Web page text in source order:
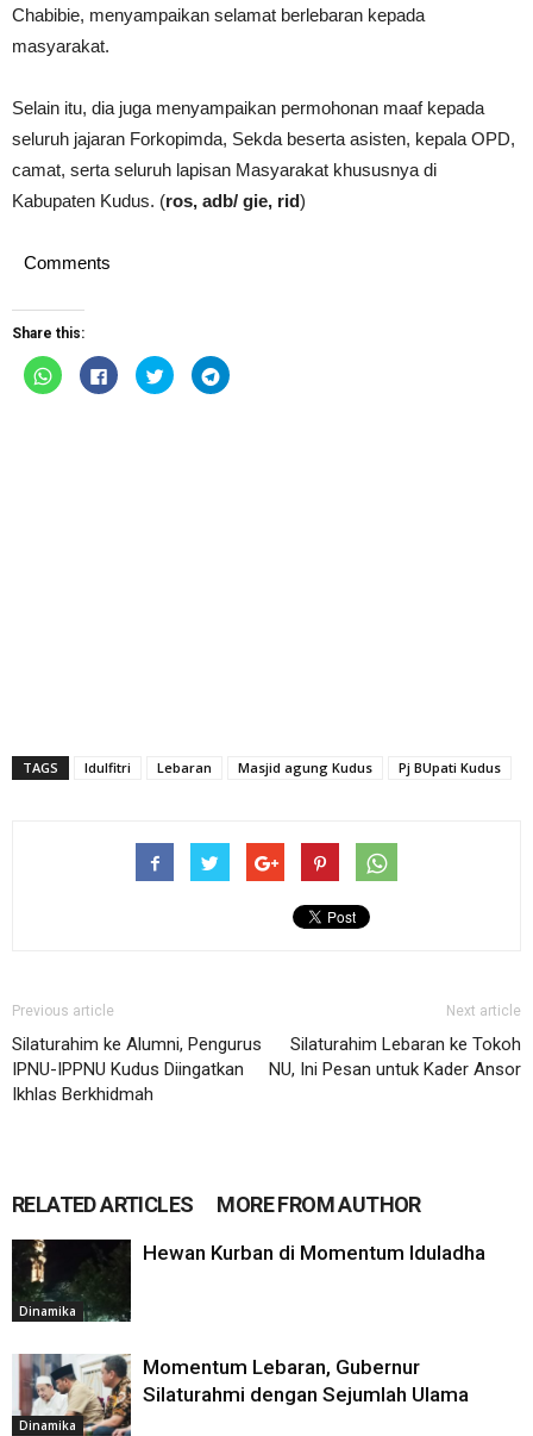
Chabibie, menyampaikan selamat berlebaran kepada
masyarakat.
Selain itu, dia juga menyampaikan permohonan maaf kepada
seluruh jajaran Forkopimda, Sekda beserta asisten, kepala OPD,
camat, serta seluruh lapisan Masyarakat khususnya di
Kabupaten Kudus. (ros, adb/ gie, rid)
Comments
Share this:
Click
to
share
Click
to
share
Click
to
share
Click
to
TAGS Idulfitri Lebaran Masjid agung Kudus Pj BUpati Kudus
Previous article
Silaturahim ke Alumni, Pengurus
IPNU-IPPNU Kudus Diingatkan
Ikhlas Berkhidmah
Next article
Silaturahim Lebaran ke Tokoh
NU, Ini Pesan untuk Kader Ansor
RELATED ARTICLES MORE FROM AUTHOR
Dinamika
Hewan Kurban di Momentum Iduladha
Dinamika
Momentum Lebaran, Gubernur
Silaturahmi dengan Sejumlah Ulama